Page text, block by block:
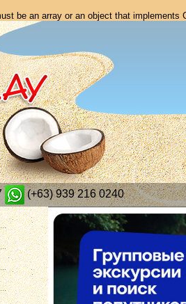
be an array or an object that implements
(+63) 939 216 0240